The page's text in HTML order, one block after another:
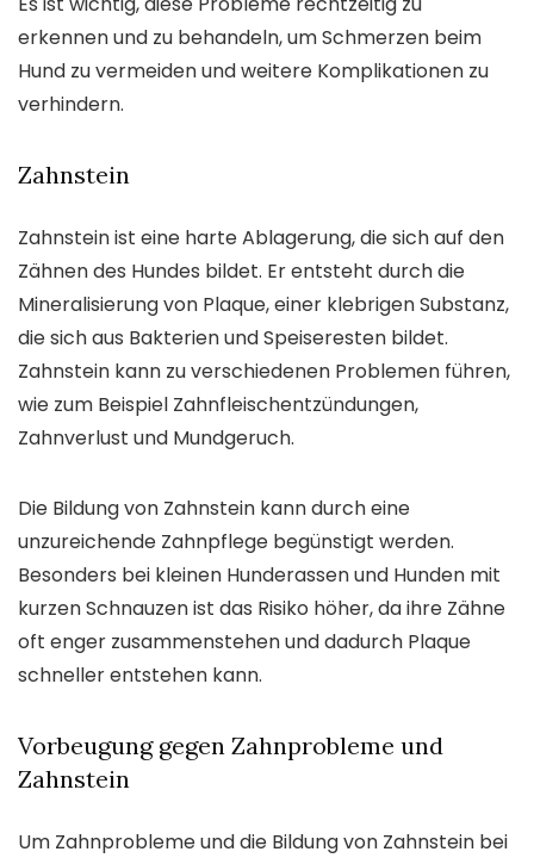
erkennen und zu behandeln, um Schmerzen beim
Hund zu vermeiden und weitere Komplikationen zu
verhindern.
Zahnstein
Zahnstein ist eine harte Ablagerung, die sich auf den
Zähnen des Hundes bildet. Er entsteht durch die
Mineralisierung von Plaque, einer klebrigen Substanz,
die sich aus Bakterien und Speiseresten bildet.
Zahnstein kann zu verschiedenen Problemen führen,
wie zum Beispiel Zahnfleischentzündungen,
Zahnverlust und Mundgeruch.
Die Bildung von Zahnstein kann durch eine
unzureichende Zahnpflege begünstigt werden.
Besonders bei kleinen Hunderassen und Hunden mit
kurzen Schnauzen ist das Risiko höher, da ihre Zähne
oft enger zusammenstehen und dadurch Plaque
schneller entstehen kann.
Vorbeugung gegen Zahnprobleme und
Zahnstein
Um Zahnprobleme und die Bildung von Zahnstein bei